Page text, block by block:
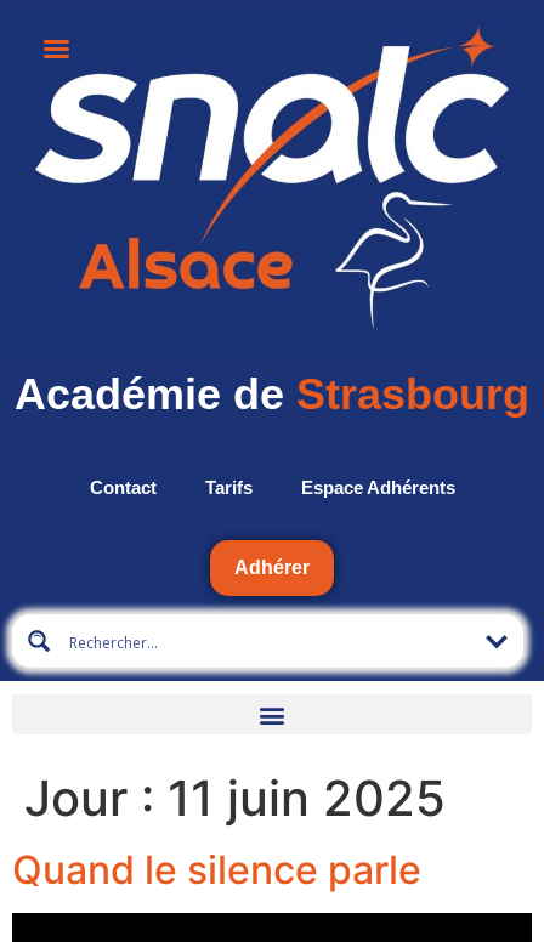
Académie de Strasbourg
Contact Tarifs Espace Adhérents
Adhérer
Jour : 11 juin 2025
Quand le silence parle